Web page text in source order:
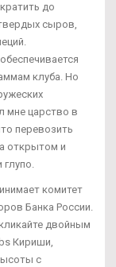
до
сыров,
клуба. Но
мне царство в
перевозить
открытом и
глупо.
комитет
Банка России.
двойным
Кириши,
с